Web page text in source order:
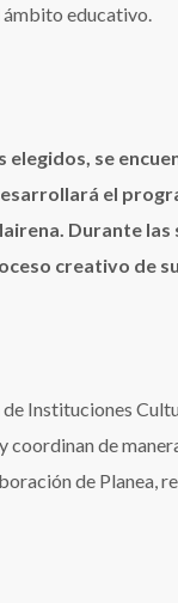
educativo.
elegidos, se
el
Durante
creativo de
Instituciones
coordinan de
de Planea,